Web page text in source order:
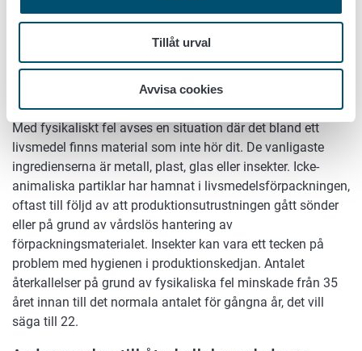
Tillåt urval
Avvisa cookies
tillsatsfel till 30 återkallelser. I dessa fall innehöll livsmedlet
en tillsats som inte är tillåten för livsmedlet i fråga inom
EU-området eller mängden tillsatsämne i livsmedlet
överskred den högsta tillåtna mängden.
Med fysikaliskt fel avses en situation där det bland ett
livsmedel finns material som inte hör dit. De vanligaste
ingredienserna är metall, plast, glas eller insekter. Icke-
animaliska partiklar har hamnat i livsmedelsförpackningen,
oftast till följd av att produktionsutrustningen gått sönder
eller på grund av vårdslös hantering av
förpackningsmaterialet. Insekter kan vara ett tecken på
problem med hygienen i produktionskedjan. Antalet
återkallelser på grund av fysikaliska fel minskade från 35
året innan till det normala antalet för gångna år, det vill
säga till 22.